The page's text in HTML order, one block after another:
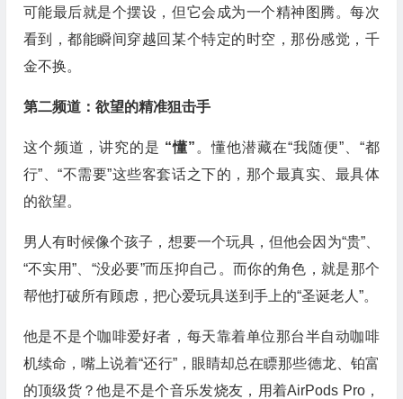
可能最后就是个摆设，但它会成为一个精神图腾。每次
看到，都能瞬间穿越回某个特定的时空，那份感觉，千
金不换。
第二频道：欲望的精准狙击手
这个频道，讲究的是 “懂” 。懂他潜藏在“我随便”、“都
行”、“不需要”这些客套话之下的，那个最真实、最具体
的欲望。
男人有时候像个孩子，想要一个玩具，但他会因为“贵”、
“不实用”、“没必要”而压抑自己。而你的角色，就是那个
帮他打破所有顾虑，把心爱玩具送到手上的“圣诞老人”。
他是不是个咖啡爱好者，每天靠着单位那台半自动咖啡
机续命，嘴上说着“还行”，眼睛却总在瞟那些德龙、铂富
的顶级货？他是不是个音乐发烧友，用着AirPods Pro，